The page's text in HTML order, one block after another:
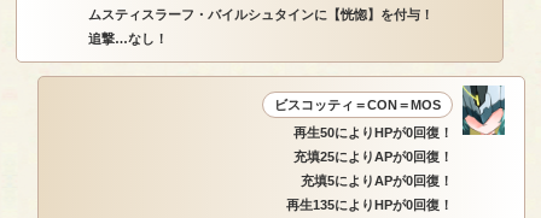
ムスティスラーフ・バイルシュタインに【恍惚】を付与！
追撃…なし！
ビスコッティ＝CON＝MOS
再生50によりHPが0回復！
充填25によりAPが0回復！
充填5によりAPが0回復！
再生135によりHPが0回復！